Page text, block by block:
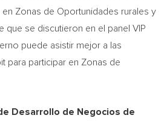
Zonas de Oportunidades rurales y
que se discutieron en el panel VIP
puede asistir mejor a las
para participar en Zonas de
Desarrollo de Negocios de